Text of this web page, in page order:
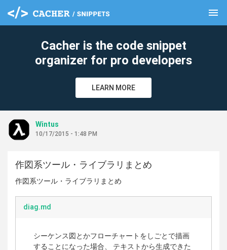
menu
Cacher is the code snippet
organizer for pro developers
LEARN MORE
Wintus
10/17/2015 - 1:48 PM
作図系ツール・ライブラリまとめ
作図系ツール・ライブラリまとめ
diag.md
シーケンス図とかフローチャートをしごとで描画
することになった場合、 テキストから生成できた
clear